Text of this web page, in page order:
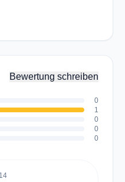
Bewertung schreiben
0
1
0
0
0